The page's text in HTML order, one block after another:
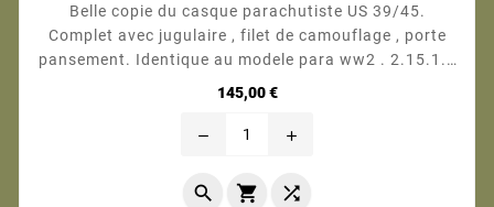
Belle copie du casque parachutiste US 39/45.
Complet avec jugulaire , filet de camouflage , porte
pansement. Identique au modele para ww2 . 2.15.1.0
2.15.1.0
145,00 €Prix
remove add
  